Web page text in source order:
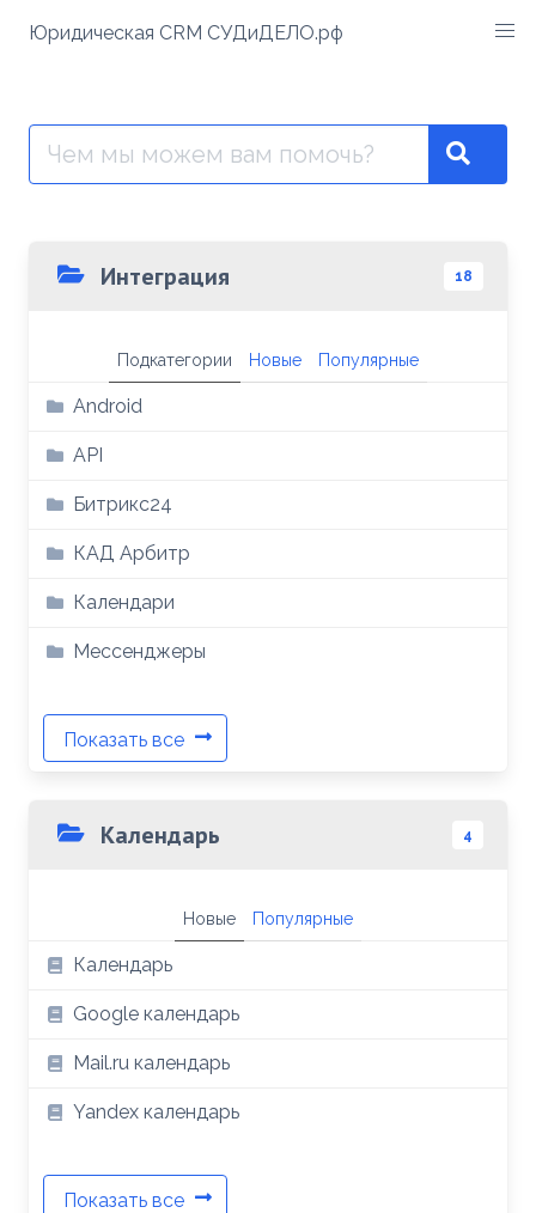
Юридическая CRM СУДиДЕЛО.рф
Поиск:
Интеграция 18
Подкатегории Новые Популярные
Android
API
Битрикс24
КАД Арбитр
Календари
Мессенджеры
Показать все
Календарь 4
Новые Популярные
Календарь
Google календарь
Mail.ru календарь
Yandex календарь
Показать все